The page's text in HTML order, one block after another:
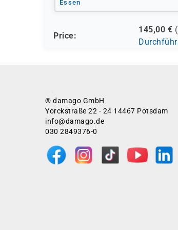
Essen
Price:
145,00 € (
® damago GmbH
Yorckstraße 22 - 24 14467 Potsdam
info@damago.de
030 2849376-0